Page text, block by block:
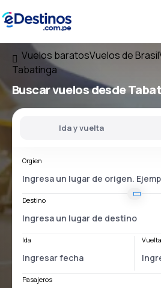
Vuelos baratosVuelos de Brasil
Tabatinga
Buscar vuelosdesde
Ida y vuelta
Orgien
Destino
Ida Vuelta
Pasajeros